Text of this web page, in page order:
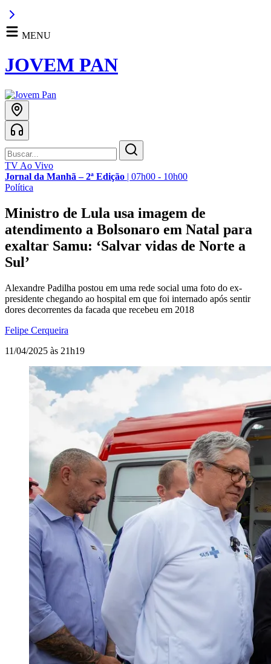
MENU
JOVEM PAN
TV Ao Vivo
Jornal da Manhã – 2ª Edição | 07h00 - 10h00
Política
Ministro de Lula usa imagem de
atendimento a Bolsonaro em Natal para
exaltar Samu: ‘Salvar vidas de Norte a
Sul’
Alexandre Padilha postou em uma rede social uma foto do ex-
presidente chegando ao hospital em que foi internado após sentir
dores decorrentes da facada que recebeu em 2018
Felipe Cerqueira
11/04/2025 às 21h19